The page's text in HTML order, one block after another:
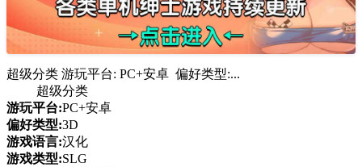
超级分类 游玩平台: PC+安卓 偏好类型:...
超级分类
游玩平台:PC+安卓
偏好类型:3D
游戏语言:汉化
游戏类型:SLG